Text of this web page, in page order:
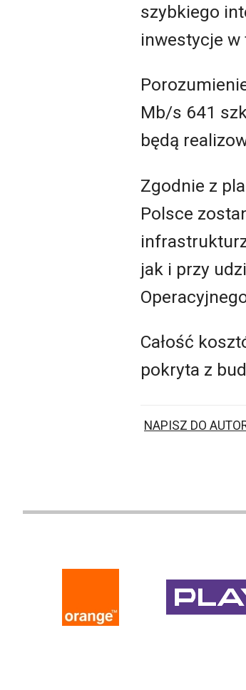
szybkiego
inwestycje
Mb/s 641
będą
Zgodnie z
Polsce
jak i przy
Całość
pokryta z
NAPISZ DO